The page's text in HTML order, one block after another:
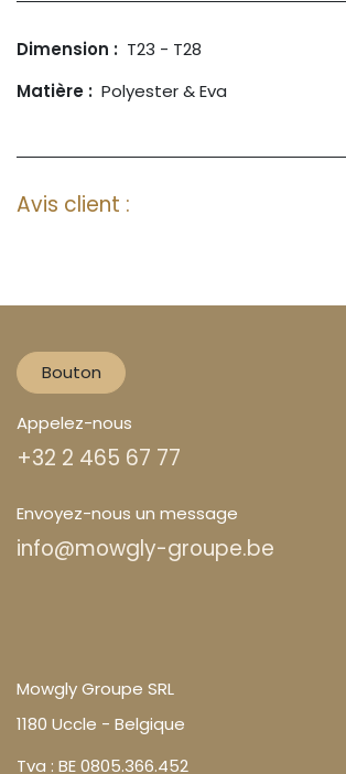
Dimension : T23 - T28
Matière : Polyester & Eva
Avis client :
Bouton
Appelez-nous
+32 2 465 67 77
Envoyez-nous un message
info@mowgly-groupe.be
Mowgly Groupe SRL
1180 Uccle - Belgique
Tva : BE 0805.366.452